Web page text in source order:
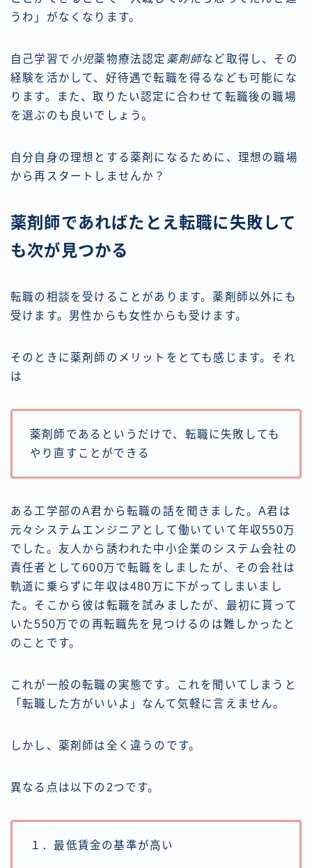
うわ」がなくなります。
自己学習で小児薬物療法認定 薬剤師など取得し、その
経験を活かして、好待遇で転職を得るなども可能にな
ります。また、取りたい認定に合わせて転職後の職場
を選ぶのも良いでしょう。
自分自身の理想とする薬剤になるために、理想の職場
から再スタートしませんか？
薬剤師であればたとえ転職に失敗して
も次が見つかる
転職の相談を受けることがあります。薬剤師以外にも
受けます。男性からも女性からも受けます。
そのときに薬剤師のメリットをとても感じます。それ
は
薬剤師であるというだけで、転職に失敗しても
やり直すことができる
ある工学部のA君から転職の話を聞きました。A君は
元々システムエンジニアとして働いていて年収550万
でした。友人から誘われた中小企業のシステム会社の
責任者として600万で転職をしましたが、その会社は
軌道に乗らずに年収は480万に下がってしまいまし
た。そこから彼は転職を試みましたが、最初に貰って
いた550万での再転職先を見つけるのは難しかったと
のことです。
これが一般の転職の実態です。これを聞いてしまうと
「転職した方がいいよ」なんて気軽に言えません。
しかし、薬剤師は全く違うのです。
異なる点は以下の2つです。
１．最低賃金の基準が高い